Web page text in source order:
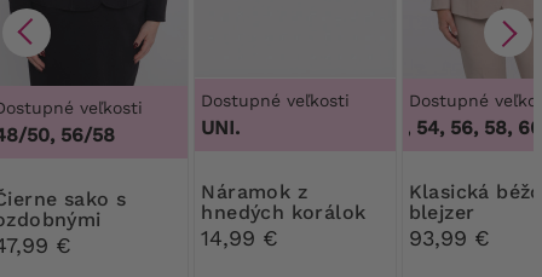
veľkosti
50, 56/58
s
€
Dostupné veľkosti
UNI.
Náramok z
hnedých korálok
14,99 €
Dostupné
50, 52, 54, 56, 58, 60
Klasická béžová
blejzer
93,99 €